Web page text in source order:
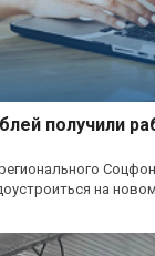
получили
на